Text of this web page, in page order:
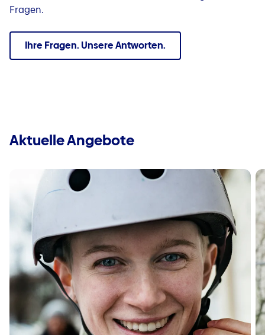
Fragen.
Ihre Fragen. Unsere Antworten.
Aktuelle Angebote